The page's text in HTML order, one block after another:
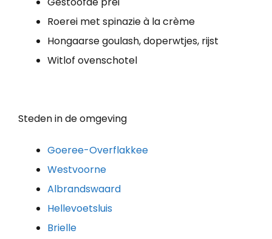
Roerei met spinazie à la crème
Hongaarse goulash, doperwtjes, rijst
Witlof ovenschotel
Steden in de omgeving
Goeree-Overflakkee
Westvoorne
Albrandswaard
Hellevoetsluis
Brielle